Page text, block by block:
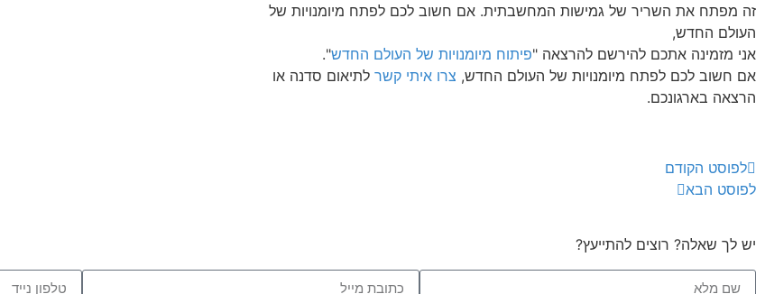
זה מפתח את השריר של גמישות המחשבתית. אם חשוב לכם לפתח מיומנויות של
העולם החדש,
אני מזמינה אתכם להירשם להרצאה "פיתוח מיומנויות של העולם החדש".
אם חשוב לכם לפתח מיומנויות של העולם החדש, צרו איתי קשר לתיאום סדנה או
הרצאה בארגונכם.
לפוסט הקודם
לפוסט הבא
יש לך שאלה? רוצים להתייעץ?